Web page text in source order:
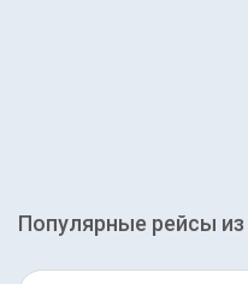
Популярные рейсы из